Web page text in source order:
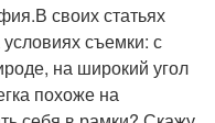
своих статьях
съемки: с
на широкий угол
похоже на